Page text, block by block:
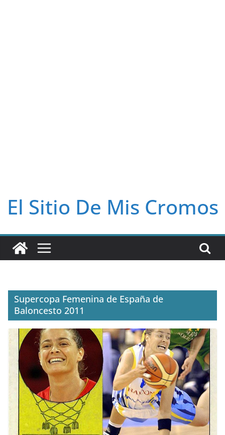
El Sitio De Mis Cromos
Supercopa Femenina de España de
Baloncesto 2011